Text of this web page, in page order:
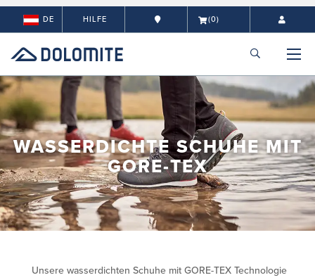
DE HILFE (0)
WASSERDICHTE SCHUHE MIT
GORE-TEX
Unsere wasserdichten Schuhe mit GORE-TEX Technologie